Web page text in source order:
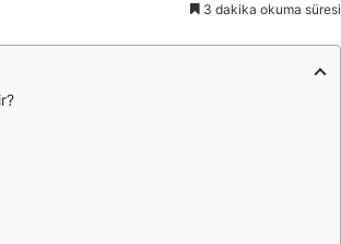
3 dakika okuma süresi